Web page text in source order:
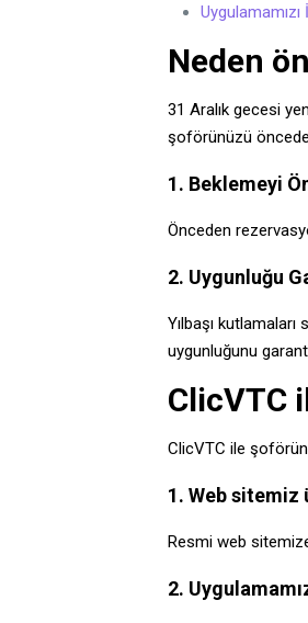
Uygulamamızı
Neden
31 Aralık gecesi
şoförünüzü
1. Beklemeyi
Önceden
2. Uygunluğu
Yılbaşı
uygunluğunu
ClicVTC
ClicVTC ile
1. Web sitemiz
Resmi web
2.